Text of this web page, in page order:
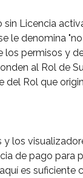
sin Licencia
le denomina
los permisos y
al Rol de
del Rol que
los
de pago para
es suficiente